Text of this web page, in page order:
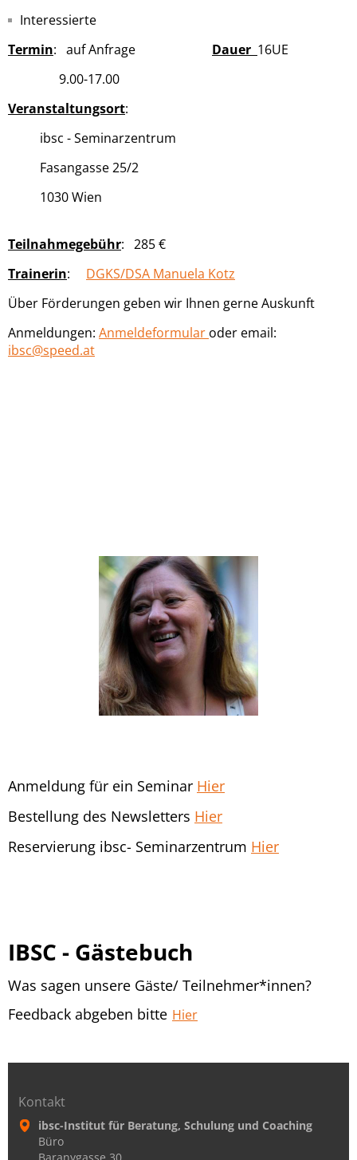
Interessierte
Termin: auf Anfrage Dauer 16UE
9.00-17.00
Veranstaltungsort:
ibsc - Seminarzentrum
Fasangasse 25/2
1030 Wien
Teilnahmegebühr: 285 €
Trainerin: DGKS/DSA Manuela Kotz
Über Förderungen geben wir Ihnen gerne Auskunft
Anmeldungen: Anmeldeformular oder email:
ibsc@speed.at
Anmeldung für ein Seminar Hier
Bestellung des Newsletters Hier
Reservierung ibsc- Seminarzentrum Hier
IBSC - Gästebuch
Was sagen unsere Gäste/ Teilnehmer*innen?
Feedback abgeben bitte Hier
Kontakt
ibsc-Institut für Beratung, Schulung und Coaching
Büro